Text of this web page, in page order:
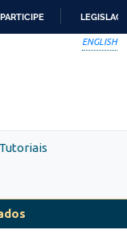
PARTICIPE
ENGLISH
Tutoriais